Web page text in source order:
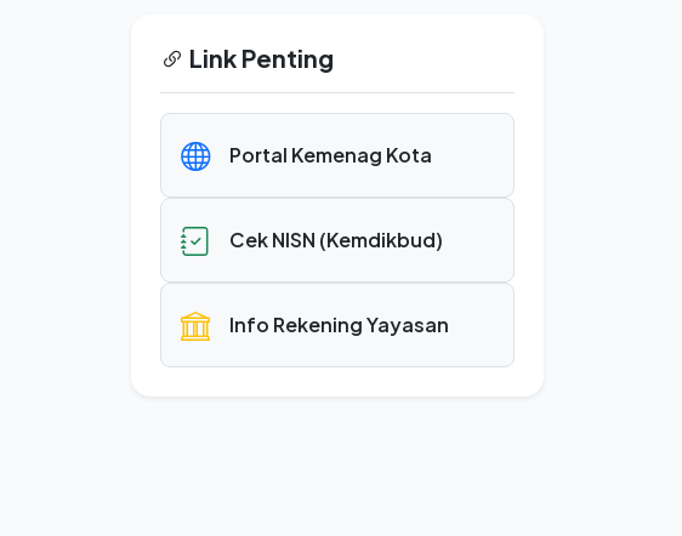
Link Penting
Portal Kemenag Kota
Cek NISN (Kemdikbud)
Info Rekening Yayasan